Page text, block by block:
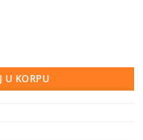
Beige RLV
U KORPU